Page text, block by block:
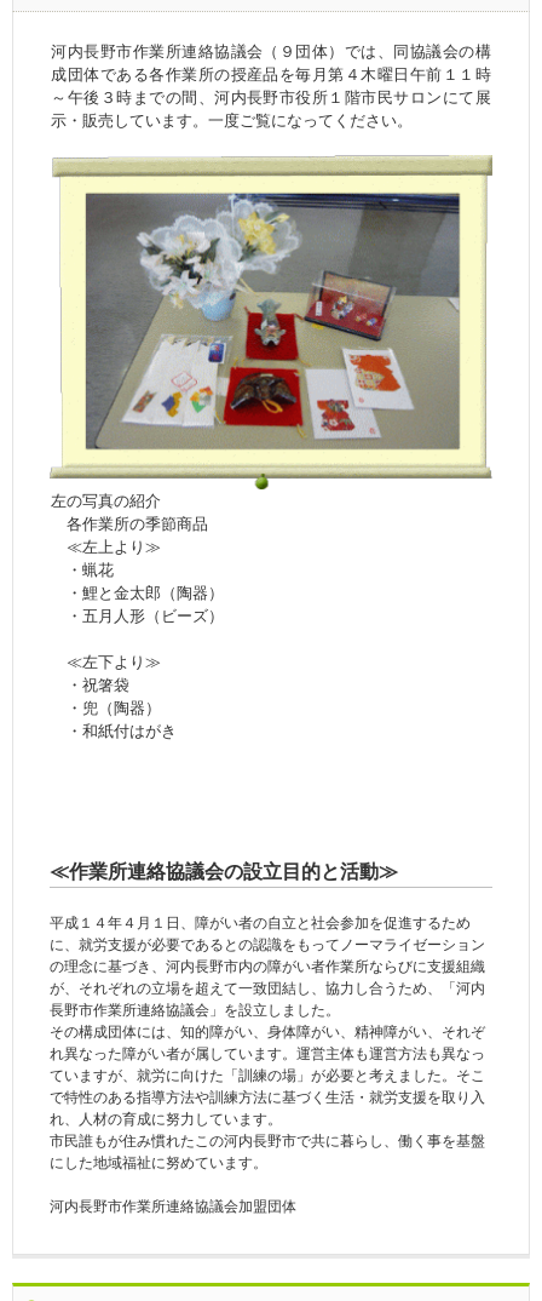
河内長野市作業所連絡協議会（９団体）では、同協議会の構
成団体である各作業所の授産品を毎月第４木曜日午前１１時
～午後３時までの間、河内長野市役所１階市民サロンにて展
示・販売しています。一度ご覧になってください。
左の写真の紹介
各作業所の季節商品
≪左上より≫
・蝋花
・鯉と金太郎（陶器）
・五月人形（ビーズ）
≪左下より≫
・祝箸袋
・兜（陶器）
・和紙付はがき
≪作業所連絡協議会の設立目的と活動≫
平成１４年４月１日、障がい者の自立と社会参加を促進するため
に、就労支援が必要であるとの認識をもってノーマライゼーション
の理念に基づき、河内長野市内の障がい者作業所ならびに支援組織
が、それぞれの立場を超えて一致団結し、協力し合うため、「河内
長野市作業所連絡協議会」を設立しました。
その構成団体には、知的障がい、身体障がい、精神障がい、それぞ
れ異なった障がい者が属しています。運営主体も運営方法も異なっ
ていますが、就労に向けた「訓練の場」が必要と考えました。そこ
で特性のある指導方法や訓練方法に基づく生活・就労支援を取り入
れ、人材の育成に努力しています。
市民誰もが住み慣れたこの河内長野市で共に暮らし、働く事を基盤
にした地域福祉に努めています。
河内長野市作業所連絡協議会加盟団体